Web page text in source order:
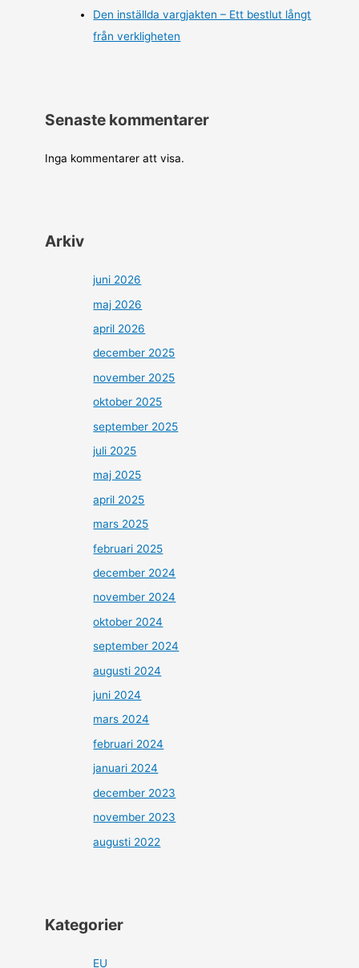
Den inställda vargjakten – Ett bestlut långt
från verkligheten
Senaste kommentarer
Inga kommentarer att visa.
Arkiv
juni 2026
maj 2026
april 2026
december 2025
november 2025
oktober 2025
september 2025
juli 2025
maj 2025
april 2025
mars 2025
februari 2025
december 2024
november 2024
oktober 2024
september 2024
augusti 2024
juni 2024
mars 2024
februari 2024
januari 2024
december 2023
november 2023
augusti 2022
Kategorier
EU